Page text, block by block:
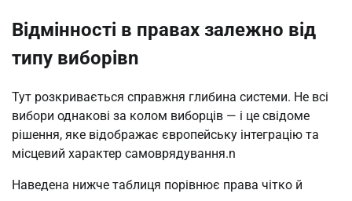
Відмінності в правах залежно від
типу виборівn
Тут розкривається справжня глибина системи. Не всі
вибори однакові за колом виборців — і це свідоме
рішення, яке відображає європейську інтеграцію та
місцевий характер самоврядування.n
Наведена нижче таблиця порівнює права чітко й